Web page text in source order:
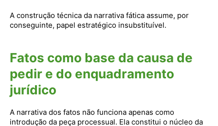
A construção técnica da narrativa fática assume, por
conseguinte, papel estratégico insubstituível.
Fatos como base da causa de
pedir e do enquadramento
jurídico
A narrativa dos fatos não funciona apenas como
introdução da peça processual. Ela constitui o núcleo da